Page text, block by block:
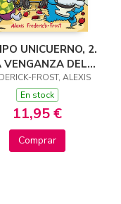
UNICUERNO, 2.
VENGANZA DEL
UNICORNIO
FROST, ALEXIS
En stock
11,95 €
Comprar